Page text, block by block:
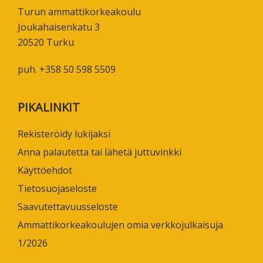
Turun ammattikorkeakoulu
Joukahaisenkatu 3
20520 Turku
puh. +358 50 598 5509
PIKALINKIT
Rekisteröidy lukijaksi
Anna palautetta tai lähetä juttuvinkki
Käyttöehdot
Tietosuojaseloste
Saavutettavuusseloste
Ammattikorkeakoulujen omia verkkojulkaisuja
1/2026